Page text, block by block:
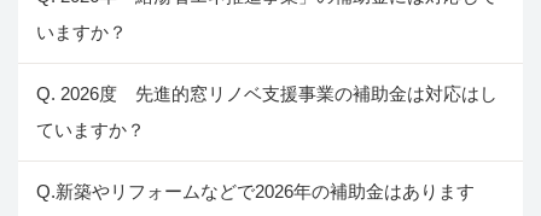
いますか？
Q. 2026度 先進的窓リノベ支援事業の補助金は対応はし
ていますか？
Q.新築やリフォームなどで2026年の補助金はあります